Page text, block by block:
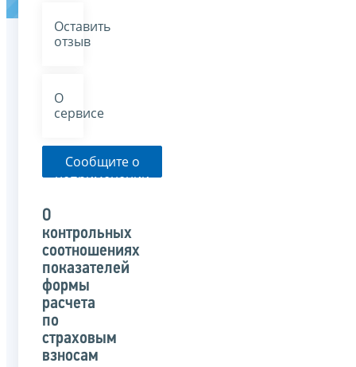
Оставить
отзыв
О
сервисе
Сообщите о
неприменении
указанного
письма
О
контрольных
соотношениях
показателей
формы
расчета
по
страховым
взносам